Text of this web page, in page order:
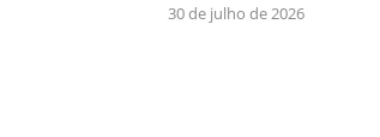
30 de julho de 2026